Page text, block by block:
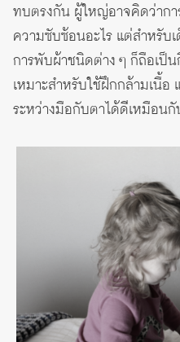
ทบตรงกัน ผู้ใหญ่อาจคิดว่าก
ความซับซ้อนอะไร แต่สำหรับ
การพับผ้าชนิดต่าง ๆ ก็ถือเป็
เหมาะสำหรับใช้ฝึกกล้ามเนื้อ
ระหว่างมือกับตาได้ดีเหมือน